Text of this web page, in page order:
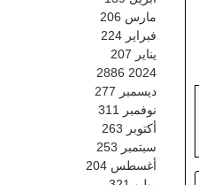
مارس 206
فبراير 224
يناير 207
2024
2886
ديسمبر 277
نوفمبر
311
أكتوبر 263
سبتمبر 253
أغسطس 204